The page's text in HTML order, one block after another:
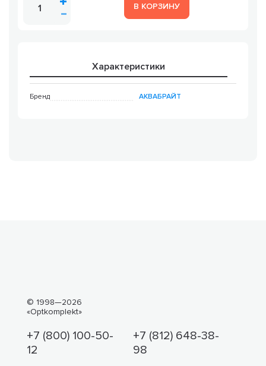
В КОРЗИНУ
Характеристики
Бренд АКВАБРАЙТ
© 1998—2026
«Optkomplekt»
+7 (800) 100-50-
12
+7 (812) 648-38-
98